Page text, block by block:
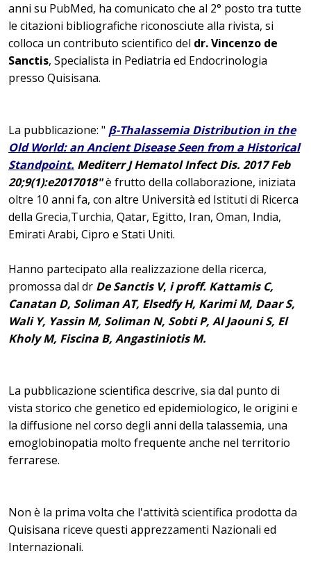
anni su PubMed, ha comunicato che al 2° posto tra tutte
le citazioni bibliografiche riconosciute alla rivista, si
colloca un contributo scientifico del dr. Vincenzo de
Sanctis, Specialista in Pediatria ed Endocrinologia
presso Quisisana.
La pubblicazione: " β-Thalassemia Distribution in the
Old World: an Ancient Disease Seen from a Historical
Standpoint. Mediterr J Hematol Infect Dis. 2017 Feb
20;9(1):e2017018"è frutto della collaborazione, iniziata
oltre 10 anni fa, con altre Università ed Istituti di Ricerca
della Grecia,Turchia, Qatar, Egitto, Iran, Oman, India,
Emirati Arabi, Cipro e Stati Uniti.
Hanno partecipato alla realizzazione della ricerca,
promossa dal dr De Sanctis V, i proff. Kattamis C,
Canatan D, Soliman AT, Elsedfy H, Karimi M, Daar S,
Wali Y, Yassin M, Soliman N, Sobti P, Al Jaouni S, El
Kholy M, Fiscina B, Angastiniotis M.
La pubblicazione scientifica descrive, sia dal punto di
vista storico che genetico ed epidemiologico, le origini e
la diffusione nel corso degli anni della talassemia, una
emoglobinopatia molto frequente anche nel territorio
ferrarese.
Non è la prima volta che l'attività scientifica prodotta da
Quisisana riceve questi apprezzamenti Nazionali ed
Internazionali.